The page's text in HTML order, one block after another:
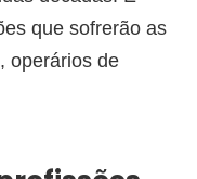
que sofrerão as
operários de